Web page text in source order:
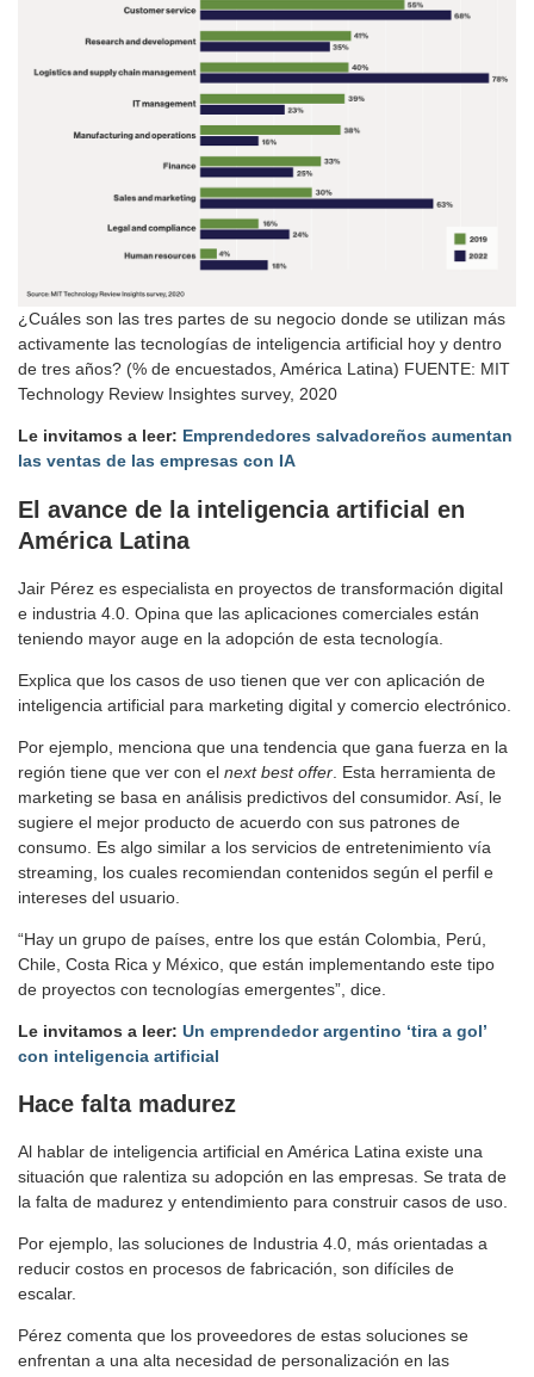
¿Cuáles son las tres partes de su negocio donde se utilizan más
activamente las tecnologías de inteligencia artificial hoy y dentro
de tres años? (% de encuestados, América Latina) FUENTE: MIT
Technology Review Insightes survey, 2020
Le invitamos a leer: Emprendedores salvadoreños aumentan
las ventas de las empresas con IA
El avance de la inteligencia artificial en
América Latina
Jair Pérez es especialista en proyectos de transformación digital
e industria 4.0. Opina que las aplicaciones comerciales están
teniendo mayor auge en la adopción de esta tecnología.
Explica que los casos de uso tienen que ver con aplicación de
inteligencia artificial para marketing digital y comercio electrónico.
Por ejemplo, menciona que una tendencia que gana fuerza en la
región tiene que ver con el next best offer . Esta herramienta de
marketing se basa en análisis predictivos del consumidor. Así, le
sugiere el mejor producto de acuerdo con sus patrones de
consumo. Es algo similar a los servicios de entretenimiento vía
streaming, los cuales recomiendan contenidos según el perfil e
intereses del usuario.
“Hay un grupo de países, entre los que están Colombia, Perú,
Chile, Costa Rica y México, que están implementando este tipo
de proyectos con tecnologías emergentes”, dice.
Le invitamos a leer: Un emprendedor argentino ‘tira a gol’
con inteligencia artificial
Hace falta madurez
Al hablar de inteligencia artificial en América Latina existe una
situación que ralentiza su adopción en las empresas. Se trata de
la falta de madurez y entendimiento para construir casos de uso.
Por ejemplo, las soluciones de Industria 4.0, más orientadas a
reducir costos en procesos de fabricación, son difíciles de
escalar.
Pérez comenta que los proveedores de estas soluciones se
enfrentan a una alta necesidad de personalización en las